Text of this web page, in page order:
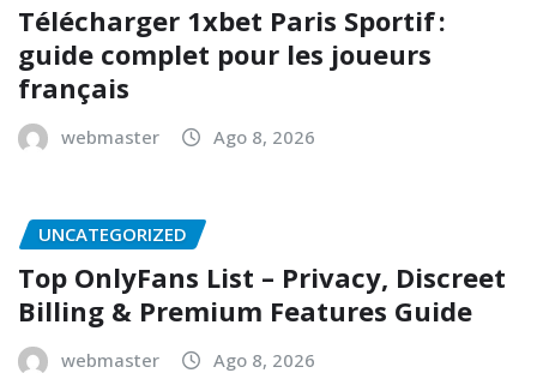
Télécharger 1xbet Paris Sportif :
guide complet pour les joueurs
français
webmaster Ago 8, 2026
UNCATEGORIZED
Top OnlyFans List – Privacy, Discreet
Billing & Premium Features Guide
webmaster Ago 8, 2026